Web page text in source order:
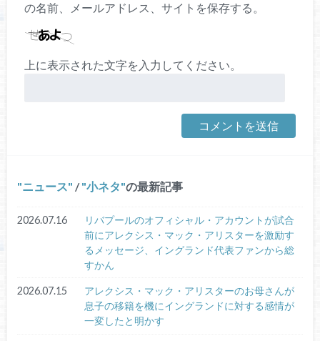
の名前、メールアドレス、サイトを保存する。
上に表示された文字を入力してください。
ニュース / 小ネタ の最新記事
2026.07.16
リバプールのオフィシャル・アカウントが試合
前にアレクシス・マック・アリスターを激励す
るメッセージ、イングランド代表ファンから総
すかん
2026.07.15
アレクシス・マック・アリスターのお母さんが
息子の移籍を機にイングランドに対する感情が
一変したと明かす